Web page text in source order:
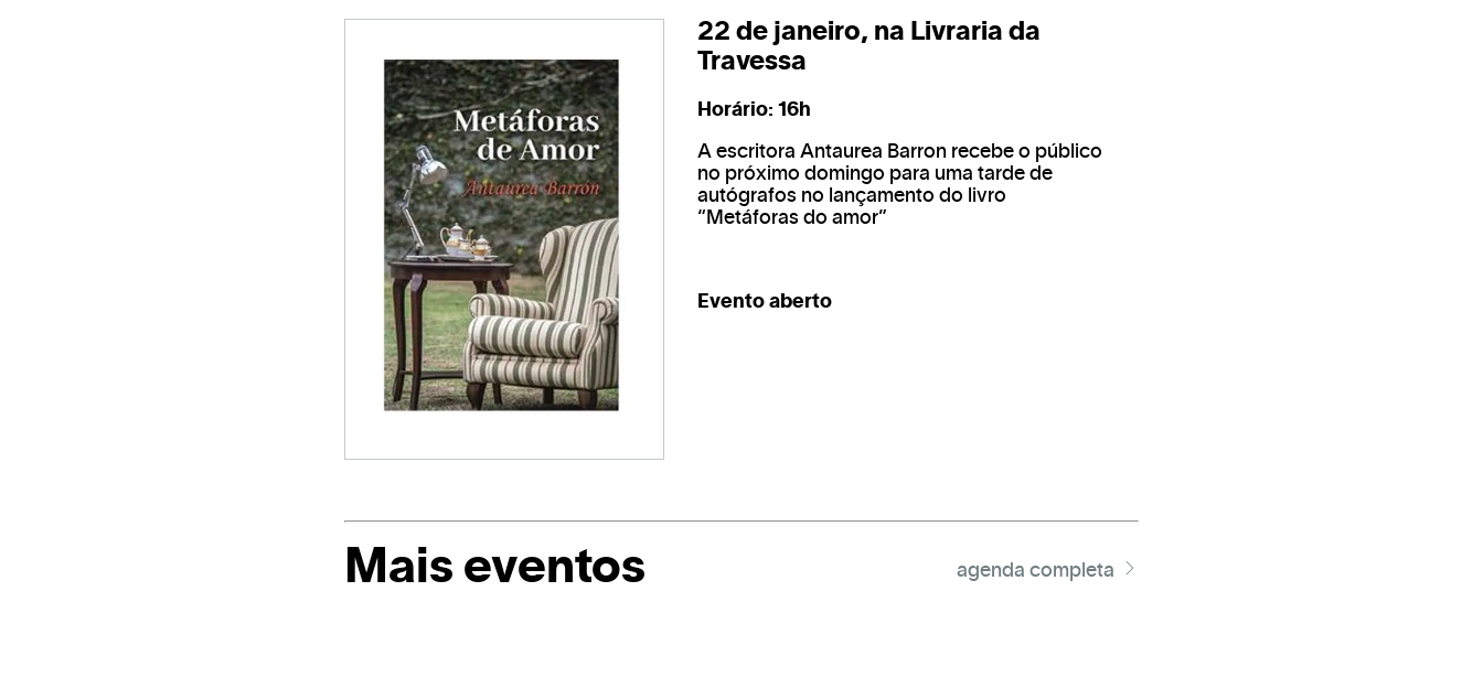
22 de janeiro, na Livraria da
Travessa
Horário: 16h
A escritora Antaurea Barron recebe o público
no próximo domingo para uma tarde de
autógrafos no lançamento do livro
“Metáforas do amor”
Evento aberto
Mais eventos agenda completa